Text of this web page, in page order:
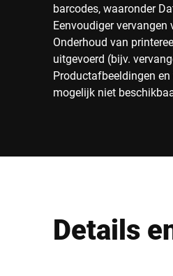
barcodes, waaronder
Eenvoudiger
Onderhoud van
uitgevoerd (bijv.
Productafbeeldingen
mogelijk niet
Details